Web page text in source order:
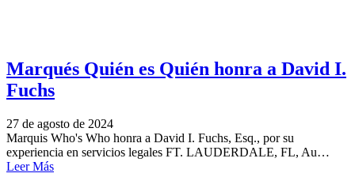
Marqués Quién es Quién honra a David I.
Fuchs
27 de agosto de 2024
Marquis Who's Who honra a David I. Fuchs, Esq., por su
experiencia en servicios legales FT. LAUDERDALE, FL, Au…
Leer Más